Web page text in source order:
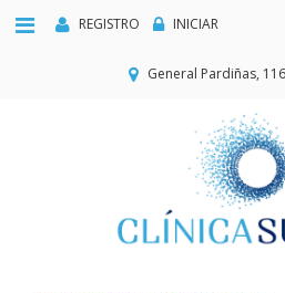
REGISTRO INICIAR
General Pardiñas,